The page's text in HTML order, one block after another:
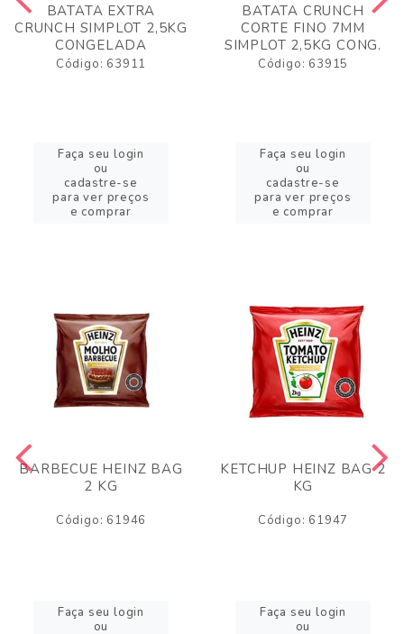
BATATA EXTRA
CRUNCH SIMPLOT 2,5KG
CONGELADA
Código: 63911
Faça seu login
ou
cadastre-se
para ver preços
e comprar
BATATA CRUNCH
CORTE FINO 7MM
SIMPLOT 2,5KG CONG.
Código: 63915
Faça seu login
ou
cadastre-se
para ver preços
e comprar
BARBECUE HEINZ BAG
2 KG
Código: 61946
Faça seu login
ou
KETCHUP HEINZ BAG 2
KG
Código: 61947
Faça seu login
ou